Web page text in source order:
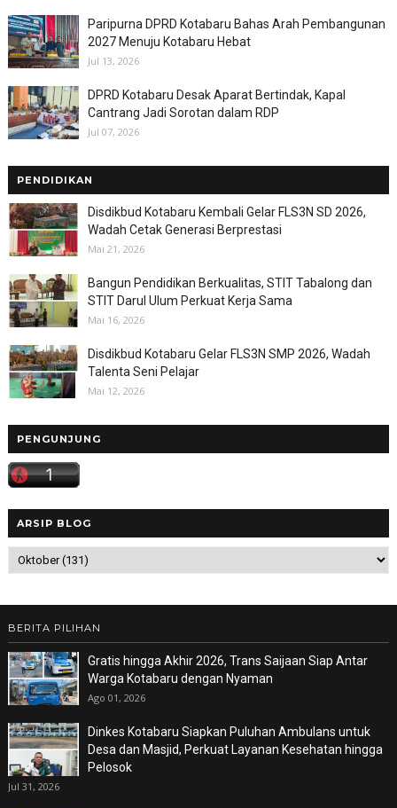
Paripurna DPRD Kotabaru Bahas Arah Pembangunan
2027 Menuju Kotabaru Hebat
Jul 13, 2026
DPRD Kotabaru Desak Aparat Bertindak, Kapal
Cantrang Jadi Sorotan dalam RDP
Jul 07, 2026
PENDIDIKAN
Disdikbud Kotabaru Kembali Gelar FLS3N SD 2026,
Wadah Cetak Generasi Berprestasi
Mai 21, 2026
Bangun Pendidikan Berkualitas, STIT Tabalong dan
STIT Darul Ulum Perkuat Kerja Sama
Mai 16, 2026
Disdikbud Kotabaru Gelar FLS3N SMP 2026, Wadah
Talenta Seni Pelajar
Mai 12, 2026
PENGUNJUNG
ARSIP BLOG
BERITA PILIHAN
Gratis hingga Akhir 2026, Trans Saijaan Siap Antar
Warga Kotabaru dengan Nyaman
Ago 01, 2026
Dinkes Kotabaru Siapkan Puluhan Ambulans untuk
Desa dan Masjid, Perkuat Layanan Kesehatan hingga
Pelosok
Jul 31, 2026